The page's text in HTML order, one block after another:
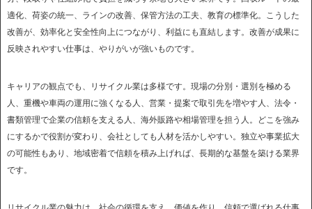
適化、荷姿の統一、ラインの改善、保管方法の工夫、教育の標準化。こうした
改善が、効率化と安全性向上につながり、利益にも直結します。改善が成果に
反映されやすい仕事は、やりがいが強いものです。
キャリアの観点でも、リサイクル業は多様です。現場の分別・選別を極める
人、重機や車両の運用に強くなる人、営業・提案で取引先を増やす人、法令・
書類管理で企業の信頼を支える人、海外販路や相場管理を担う人。どこを強み
にするかで役割が変わり、会社としても人材を活かしやすい。独立や事業拡大
の可能性もあり、地域密着で信頼を積み上げれば、長期的な基盤を築ける業界
です。